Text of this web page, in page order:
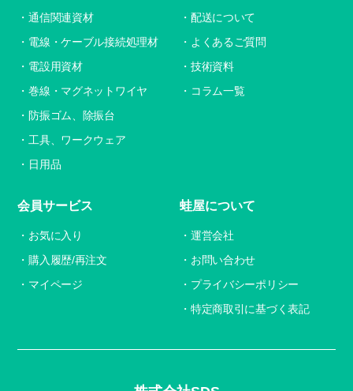
通信関連資材
電線・ケーブル接続処理材
電設用資材
巻線・マグネットワイヤ
防振ゴム、除振台
工具、ワークウェア
日用品
配送について
よくあるご質問
技術資料
コラム一覧
会員サービス
お気に入り
購入履歴/再注文
マイページ
蛙屋について
運営会社
お問い合わせ
プライバシーポリシー
特定商取引に基づく表記